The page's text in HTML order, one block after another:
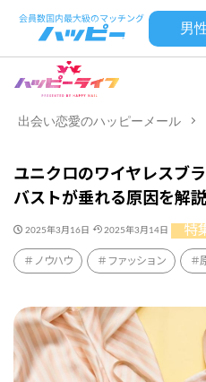
男
出会い恋愛のハッピーメール
ユニクロのワイヤレスブ
バストが垂れる原因を解説
2025年3月16日 2025年3月14日 特
ノウハウ ファッション